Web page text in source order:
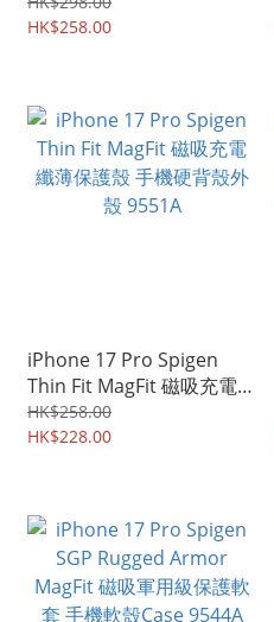
枱保護殼 支架手機套
HK$258.00
iPhone 17 Pro Spigen
Thin Fit MagFit 磁吸充電
纖薄保護殼 手機硬背殼外
殼 9551A
HK$258.00
HK$228.00